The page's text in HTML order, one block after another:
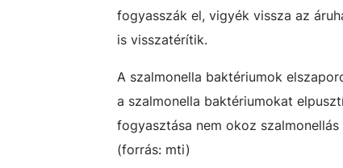
fogyasszák el, vigyék vissza az
is visszatérítik.
A szalmonella baktériumok
a szalmonella baktériumokat
fogyasztása nem okoz
(forrás: mti)